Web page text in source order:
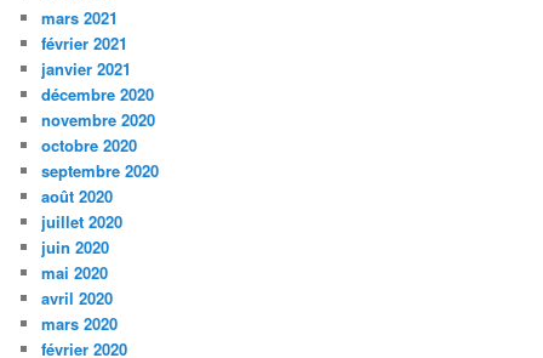
mars 2021
février 2021
janvier 2021
décembre 2020
novembre 2020
octobre 2020
septembre 2020
août 2020
juillet 2020
juin 2020
mai 2020
avril 2020
mars 2020
février 2020